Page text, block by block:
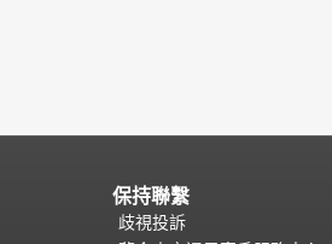
保持聯繫
歧視投訴